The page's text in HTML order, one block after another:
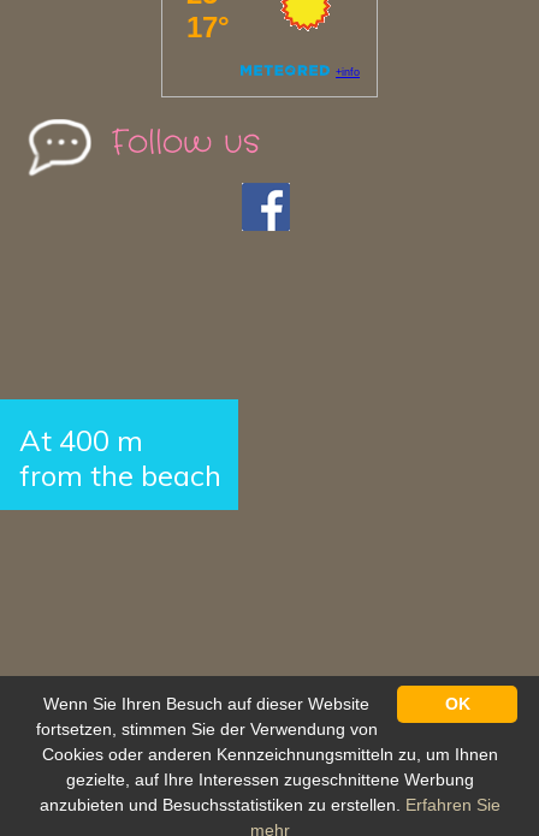
Follow us
At 400 m
from the beach
Schutz personenbezogener daten
OK
Wenn Sie Ihren Besuch auf dieser Website
fortsetzen, stimmen Sie der Verwendung von
Cookies oder anderen Kennzeichnungsmitteln zu, um Ihnen
gezielte, auf Ihre Interessen zugeschnittene Werbung
anzubieten und Besuchsstatistiken zu erstellen. Erfahren Sie
mehr